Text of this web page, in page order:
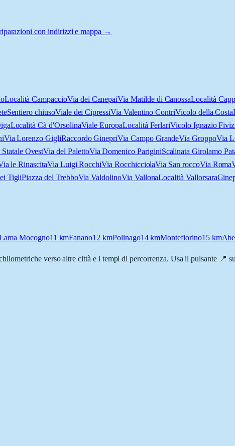
con indirizzi e mappa →
Località CampaccioVia dei CanepaiVia Matilde di CanossaLocalità
Sentiero chiusoViale dei CipressiVia Valentino ContriVicolo della Costa
Località Cà d'OrsolinaViale EuropaLocalità FerlariVicolo Ignazio
Via Lorenzo GigliRaccordo GinepriVia Campo GrandeVia GroppoVia
OvestVia del PalettoVia Domenico PariginiScalinata Girolamo
le RinascitaVia Luigi RocchiVia RocchicciolaVia San roccoVia Roma
TigliPiazza del TrebboVia ValdolinoVia VallonaLocalità Vallorsara
Mocogno11 kmFanano12 kmPolinago14kmMontefiorino15km
verso altre città e i tempi di percorrenza. Usa il pulsante 📍